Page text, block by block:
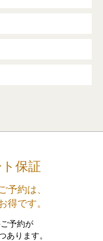
保証
予約は、
得です。
予約が
あります。